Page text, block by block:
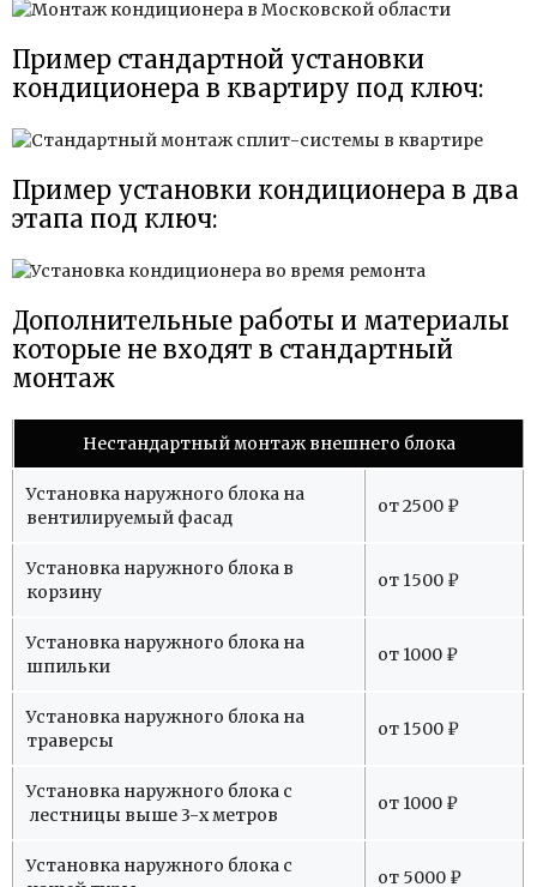
Пример стандартной установки
кондиционера в квартиру под ключ:
Пример установки кондиционера в два
этапа под ключ:
Дополнительные работы и материалы
которые не входят в стандартный
монтаж
Нестандартный монтаж внешнего блока
Установка наружного блока на
вентилируемый фасад
от 2500 ₽
Установка наружного блока в
корзину
от 1500 ₽
Установка наружного блока на
шпильки
от 1000 ₽
Установка наружного блока на
траверсы
от 1500 ₽
Установка наружного блока с
лестницы выше 3-х метров
от 1000 ₽
Установка наружного блока с
от 5000 ₽